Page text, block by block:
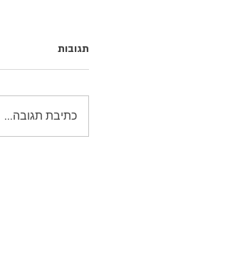
תגובות
כתיבת תגובה...